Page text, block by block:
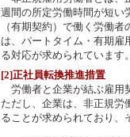
週間の所定労働時間が短い
（有期契約）で働く労働
は、パートタイム・有期雇
る対応が求められています
[2]正社員転換推進措置
労働者と企業が結ぶ雇用
ただし、企業は、非正規労
ることが求められており、